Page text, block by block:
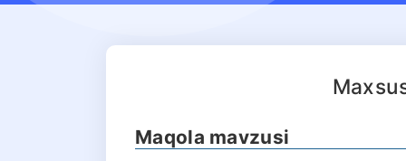
Maqola mavzusi